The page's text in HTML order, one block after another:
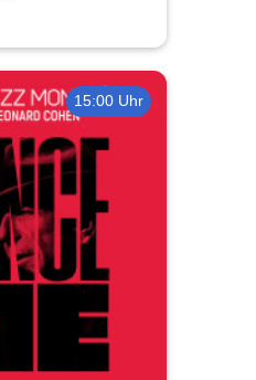
15:00 Uhr